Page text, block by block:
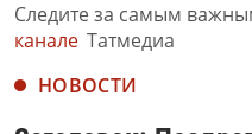
Следите за самым
канале Татмедиа
НОВОСТИ